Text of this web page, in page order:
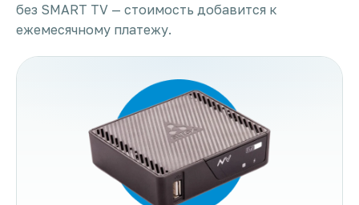
без SMART TV — стоимость добавится к
ежемесячному платежу.